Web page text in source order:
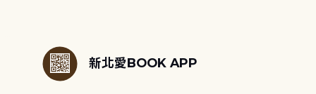
新北愛BOOK APP